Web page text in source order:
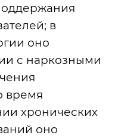
в
оно
с наркозными
время
хронических
оно